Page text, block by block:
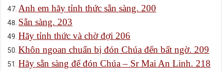
Anh em hãy tỉnh thức sẵn sàng. 200
Sẵn sàng. 203
Hãy tỉnh thức và chờ đợi 206
Khôn ngoan chuẩn bị đón Chúa đến bất ngờ. 209
Hãy sẵn sàng để đón Chúa – Sr Mai An Linh. 218